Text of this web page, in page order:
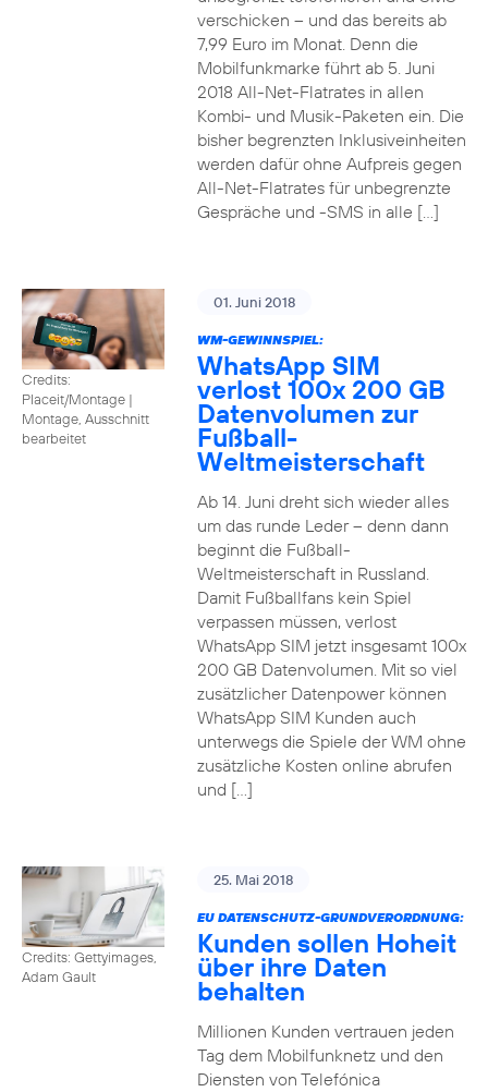
verschicken – und das bereits ab
7,99 Euro im Monat. Denn die
Mobilfunkmarke führt ab 5. Juni
2018 All-Net-Flatrates in allen
Kombi- und Musik-Paketen ein. Die
bisher begrenzten Inklusiveinheiten
werden dafür ohne Aufpreis gegen
All-Net-Flatrates für unbegrenzte
Gespräche und -SMS in alle […]
Credits:
Placeit/Montage |
Montage, Ausschnitt
bearbeitet
01. Juni 2018
WM-GEWINNSPIEL:
WhatsApp SIM
verlost 100x 200 GB
Datenvolumen zur
Fußball-
Weltmeisterschaft
Ab 14. Juni dreht sich wieder alles
um das runde Leder – denn dann
beginnt die Fußball-
Weltmeisterschaft in Russland.
Damit Fußballfans kein Spiel
verpassen müssen, verlost
WhatsApp SIM jetzt insgesamt 100x
200 GB Datenvolumen. Mit so viel
zusätzlicher Datenpower können
WhatsApp SIM Kunden auch
unterwegs die Spiele der WM ohne
zusätzliche Kosten online abrufen
und […]
Credits: Gettyimages,
Adam Gault
25. Mai 2018
EU DATENSCHUTZ-GRUNDVERORDNUNG:
Kunden sollen Hoheit
über ihre Daten
behalten
Millionen Kunden vertrauen jeden
Tag dem Mobilfunknetz und den
Diensten von Telefónica